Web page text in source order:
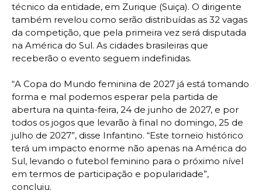
técnico da entidade, em Zurique (Suiça). O dirigente
também revelou como serão distribuídas as 32 vagas
da competição, que pela primeira vez será disputada
na América do Sul. As cidades brasileiras que
receberão o evento seguem indefinidas.
“A Copa do Mundo feminina de 2027 já está tomando
forma e mal podemos esperar pela partida de
abertura na quinta-feira, 24 de junho de 2027, e por
todos os jogos que levarão à final no domingo, 25 de
julho de 2027”, disse Infantino. “Este torneio histórico
terá um impacto enorme não apenas na América do
Sul, levando o futebol feminino para o próximo nível
em termos de participação e popularidade”,
concluiu.